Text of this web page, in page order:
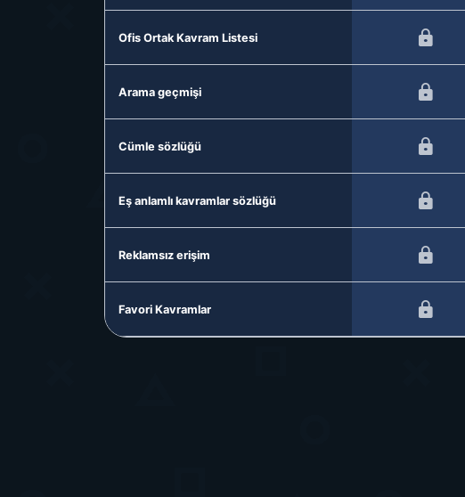
Ofis Ortak Kavram Listesi
Arama geçmişi
Cümle sözlüğü
Eş anlamlı kavramlar sözlüğü
Reklamsız erişim
Favori Kavramlar